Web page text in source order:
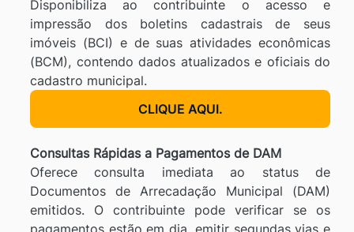
Disponibiliza ao contribuinte o acesso e
impressão dos boletins cadastrais de seus
imóveis (BCI) e de suas atividades econômicas
(BCM), contendo dados atualizados e oficiais do
cadastro municipal.
CLIQUE AQUI.
Consultas Rápidas a Pagamentos de DAM
Oferece consulta imediata ao status de
Documentos de Arrecadação Municipal (DAM)
emitidos. O contribuinte pode verificar se os